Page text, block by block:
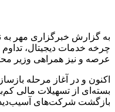
به گزارش خبرگزاری مهر به
چرخه خدمات دیجیتال،
عرصه و نیز همراهی وزیر
اکنون و در آغاز مرحله
بسته‌ای از تسهیلات مالی
بازگشت شرکت‌های